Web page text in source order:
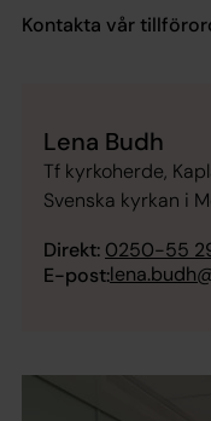
Kontakta vår
Lena Budh
Tf kyrkoherde,
Svenska kyrkan i
Direkt: 0250-55
E-post: